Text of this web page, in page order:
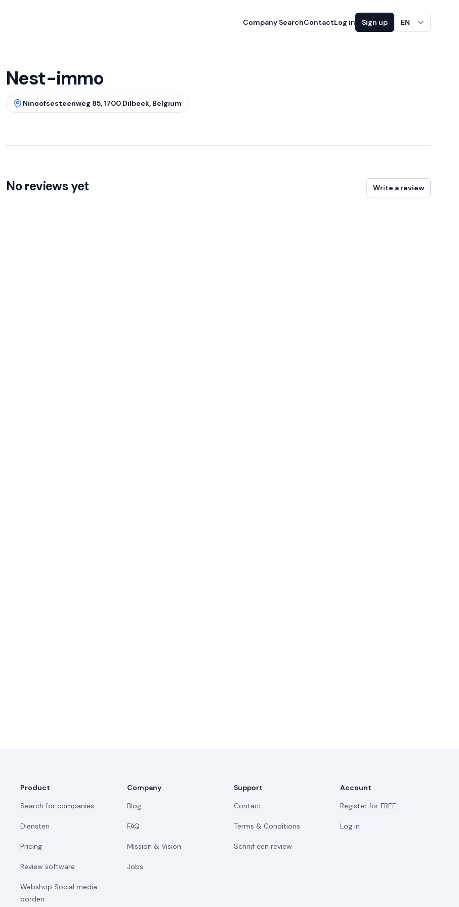
Company SearchContactLog in Sign up EN
Nest-immo
Ninoofsesteenweg 85, 1700 Dilbeek, Belgium
No reviews yet Write a review
Product
Search for companies
Diensten
Pricing
Review software
Webshop Social media
borden
Company
Blog
FAQ
Mission & Vision
Jobs
Support
Contact
Terms & Conditions
Schrijf een review
Account
Register for FREE
Log in